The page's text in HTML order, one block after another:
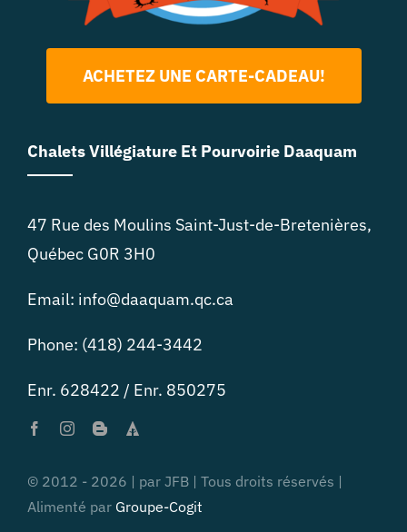
ACHETEZ UNE CARTE-CADEAU!
Chalets Villégiature Et Pourvoirie Daaquam
47 Rue des Moulins Saint-Just-de-Bretenières,
Québec G0R 3H0
Email: info@daaquam.qc.ca
Phone: (418) 244-3442
Enr. 628422 / Enr. 850275
© 2012 - 2026 | par JFB | Tous droits réservés |
Alimenté par Groupe-Cogit